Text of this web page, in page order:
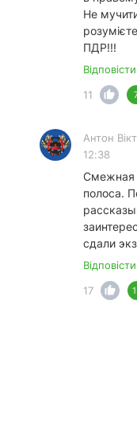
Не
ПДР!!!
Відповісти
11
Антон
12:38
Смежная
полоса.
сдали
Відповісти
17